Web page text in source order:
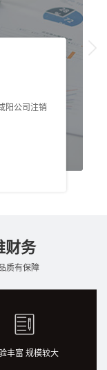
阳公司注销
财务
质有保障
丰富 规模较大